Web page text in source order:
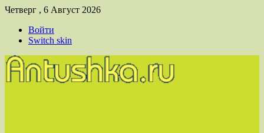
Четверг , 6 Август 2026
Войти
Switch skin